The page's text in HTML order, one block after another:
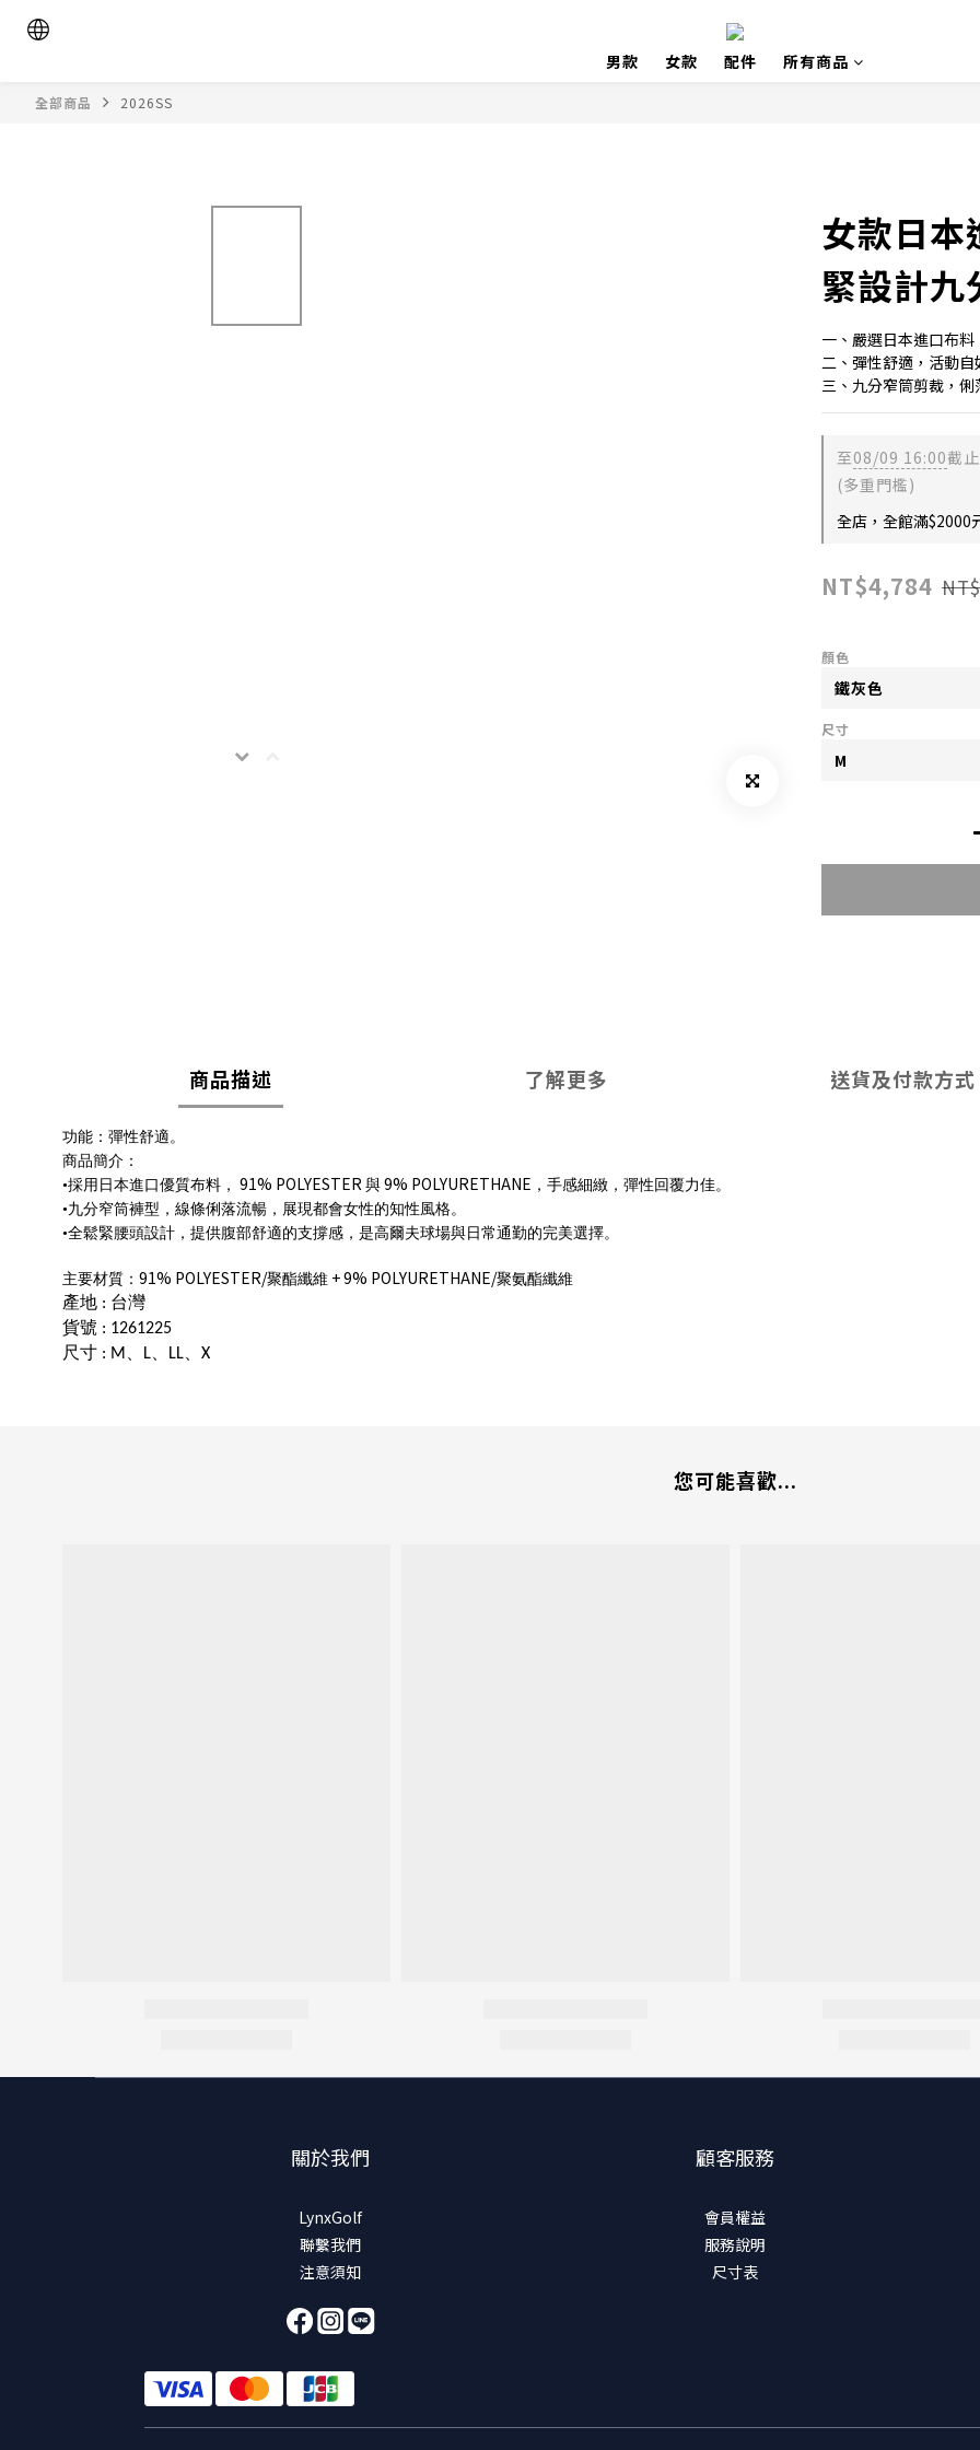
男款 女款 配件 所有商品
全部商品 2026SS
女款日本
緊設計九
一、嚴選日本進口布料
二、彈性舒適，活動自
三、九分窄筒剪裁，俐
至08/09 16:00截止
(多重門檻)
全店，全館滿$2000
NT$4,784
顏色
尺寸
商品描述 了解更多 送貨及付款方式
功能：彈性舒適。
商品簡介：
•採用日本進口優質布料， 91% POLYESTER 與 9% POLYURETHANE ，手感細緻，彈性回覆力佳。
•九分窄筒褲型，線條俐落流暢，展現都會女性的知性風格。
•全鬆緊腰頭設計，提供腹部舒適的支撐感，是高爾夫球場與日常通勤的完美選擇。
主要材質： 91% POLYESTER/聚酯纖維 + 9% POLYURETHANE/聚氨酯纖維
產地 : 台灣
貨號 : 1261225
尺寸 : M L LL X
您可能喜歡...
關於我們
LynxGolf
聯繫我們
注意須知
顧客服務
會員權益
服務說明
尺寸表